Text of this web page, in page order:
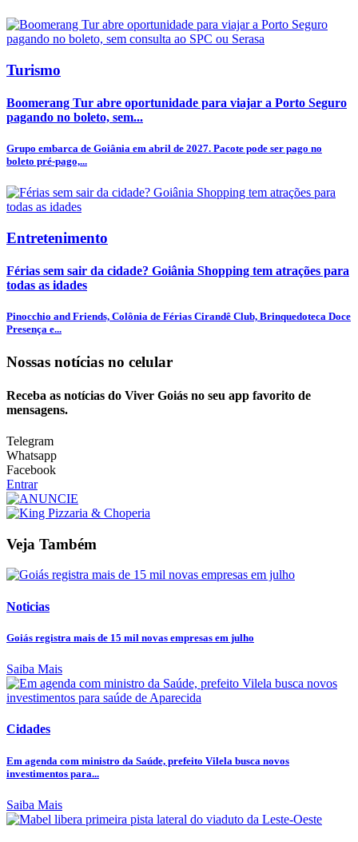
Turismo
Boomerang Tur abre oportunidade para viajar a Porto Seguro
pagando no boleto, sem...
Grupo embarca de Goiânia em abril de 2027. Pacote pode ser pago no
boleto pré-pago,...
Entretenimento
Férias sem sair da cidade? Goiânia Shopping tem atrações para
todas as idades
Pinocchio and Friends, Colônia de Férias Cirandê Club, Brinquedoteca Doce
Presença e...
Nossas notícias no celular
Receba as notícias do Viver Goiás no seu app favorito de
mensagens.
Telegram
Whatsapp
Facebook
Entrar
Veja Também
Noticias
Goiás registra mais de 15 mil novas empresas em julho
Saiba Mais
Cidades
Em agenda com ministro da Saúde, prefeito Vilela busca novos
investimentos para...
Saiba Mais